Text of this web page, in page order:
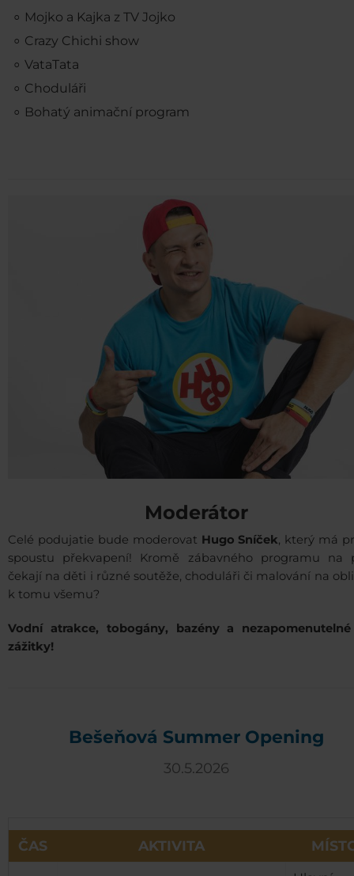
Mojko a Kajka z TV Jojko
Crazy Chichi show
VataTata
Choduláři
Bohatý animační program
Moderátor
Celé podujatie bude moderovat Hugo Sníček, který má
spoustu překvapení! Kromě zábavného programu na
čekají na děti i různé soutěže, choduláři či malování na
k tomu všemu?
Vodní atrakce, tobogány, bazény a
zážitky!
Bešeňová Summer Opening
30.5.2026
ČAS AKTIVITA